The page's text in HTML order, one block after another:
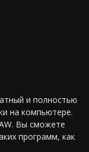
и полностью
на компьютере.
Вы сможете
программ, как